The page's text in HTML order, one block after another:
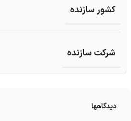
کشور سازنده
شرکت سازنده
دیدگاهها